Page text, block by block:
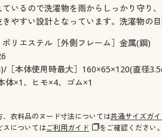
ているので洗濯物を雨からしっかり守り
きやすい設計となっています。洗濯物の
リエステル［外側フレーム］金属(鋼)
本体使用時最大］160×65×120(直径
×1、ヒモ×4、ゴム×1
衣料品のヌード寸法については共通サイズガイ
についてはご利用ガイド をご確認ください。